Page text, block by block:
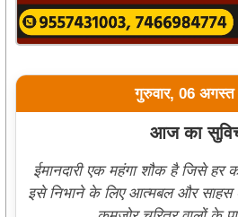
गुरुवार, 06
आज का
ईमानदारी एक महंगा शौक है जिसे हर
इसे निभाने के लिए आत्मबल और साहस